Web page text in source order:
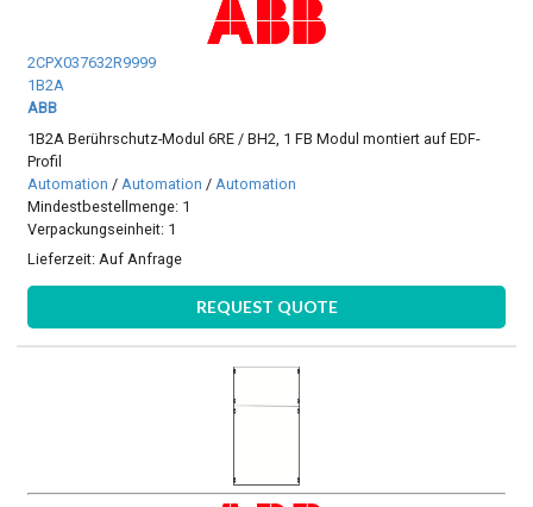
2CPX037632R9999
1B2A
ABB
1B2A Berührschutz-Modul 6RE / BH2, 1 FB Modul montiert auf EDF-
Profil
Automation / Automation / Automation
Mindestbestellmenge: 1
Verpackungseinheit: 1
Lieferzeit:Auf Anfrage
REQUEST QUOTE